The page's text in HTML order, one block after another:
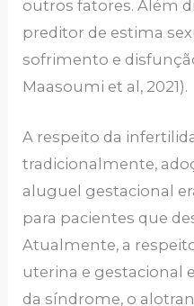
outros fatores. Além
preditor de estima
sofrimento e
Maasoumi et al, 2021).
A respeito da
tradicionalmente,
aluguel gestacional
para pacientes que
Atualmente, a
uterina e gestacional
da síndrome, o